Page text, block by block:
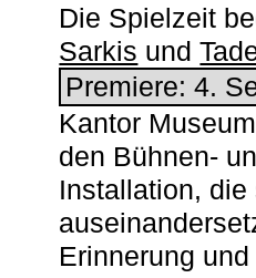
Die Spielzeit
Sarkis und
Premiere: 4.
Kantor
den Bühnen-
Installation,
Erinnerung